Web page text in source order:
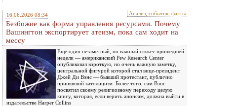
16.06.2026 08:34 Анализ, события, факты
Безбожие как форма управления ресурсами. Почему
Вашингтон экспортирует атеизм, пока сам ходит на
мессу
Ещё один незаметный, но важный сюжет прошедшей
недели — американский Pew Research Center
опубликовал короткую, но очень важную заметку,
центральной фигурой которой стал вице-президент
Джей Ди Вэнс — бывший протестант, публично
принявший католицизм. Более того, сам Вэнс
посвятил своему религиозному переходу целую
книгу, которая, если верить анонсам, должна выйти в
издательстве Harper Collins